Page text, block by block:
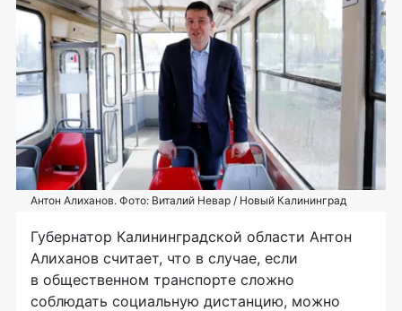
Антон Алиханов. Фото: Виталий Невар / Новый Калининград
Губернатор Калининградской области Антон
Алиханов считает, что в случае, если
в общественном транспорте сложно
соблюдать социальную дистанцию, можно